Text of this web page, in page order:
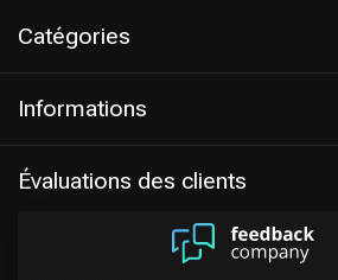
Catégories
Informations
Évaluations des clients